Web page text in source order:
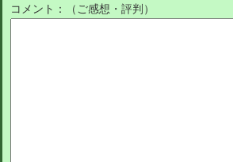
コメント：（ご感想・評判）